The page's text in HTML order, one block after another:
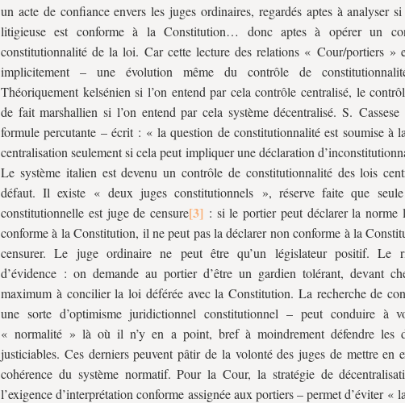
un acte de confiance envers les juges ordinaires, regardés aptes à analyser
litigieuse est conforme à la Constitution… donc aptes à opérer un
constitutionnalité de la loi. Car cette lecture des relations « Cour/portiers »
implicitement – une évolution même du contrôle de
Théoriquement kelsénien si l’on entend par cela contrôle centralisé, le
de fait marshallien si l’on entend par cela système décentralisé. S.
formule percutante – écrit : « la question de constitutionnalité est soumise à
centralisation seulement si cela peut impliquer une déclaration
Le système italien est devenu un contrôle de constitutionnalité des lois
défaut. Il existe « deux juges constitutionnels », réserve faite que
constitutionnelle est juge de censure
: si le portier peut déclarer la norme
conforme à la Constitution, il ne peut pas la déclarer non conforme à la
censurer. Le juge ordinaire ne peut être qu’un législateur positif. Le
d’évidence : on demande au portier d’être un gardien tolérant, devant
maximum à concilier la loi déférée avec la Constitution. La recherche de
une sorte d’optimisme juridictionnel constitutionnel – peut conduire à
« normalité » là où il n’y en a point, bref à moindrement défendre les
justiciables. Ces derniers peuvent pâtir de la volonté des juges de mettre en
cohérence du système normatif. Pour la Cour, la stratégie de
l’exigence d’interprétation conforme assignée aux portiers – permet d’éviter «